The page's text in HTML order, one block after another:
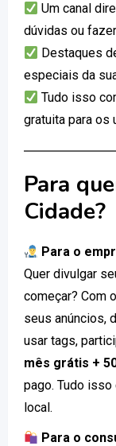
Um canal
dúvidas ou
Destaques
especiais da
Tudo isso
gratuita para os
Para
Cidade?
Para o
Quer divulgar
começar? Com
seus anúncios,
usar tags,
mês grátis +
pago. Tudo
local.
Para o